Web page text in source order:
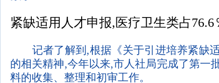
紧缺适用人才申报, 医疗卫生类占76.6
记者了解到 ,根据《关于引进培养紧缺
的相关精神,今年以来,市人社局完成了第一
料的收集、整理和初审工作。